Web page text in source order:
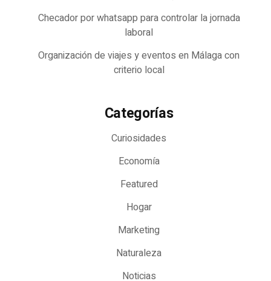
Checador por whatsapp para controlar la jornada
laboral
Organización de viajes y eventos en Málaga con
criterio local
Categorías
Curiosidades
Economía
Featured
Hogar
Marketing
Naturaleza
Noticias